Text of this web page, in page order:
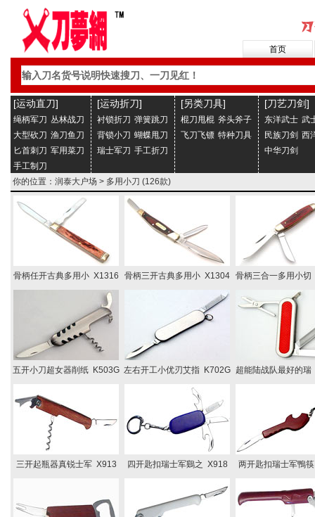
首页
[运动直刀]
绳柄军刀 丛林战刀
大型砍刀 渔刀鱼刀
匕首刺刀 军用菜刀
手工制刀
[运动折刀]
衬锁折刀 弹簧跳刀
背锁小刀 蝴蝶甩刀
瑞士军刀 手工折刀
[另类刀具]
棍刀甩棍 斧头斧子
飞刀飞镖 特种刀具
[刀艺刀剑]
东洋武士 武
民族刀剑 西
中华刀剑
你的位置： 润泰大户场 > 多用小刀 (126款)
骨柄任开古典多用小 X1316 骨柄三开古典多用小 X1304 骨柄三合一多用小
五开小刀超女器削纸 K503G 左右开工小优刃艾指 K702G 超能陆战队最好的
三开起瓶器真锐士军 X913 四开匙扣瑞士军鷄之 X918 两开匙扣瑞士军鴨